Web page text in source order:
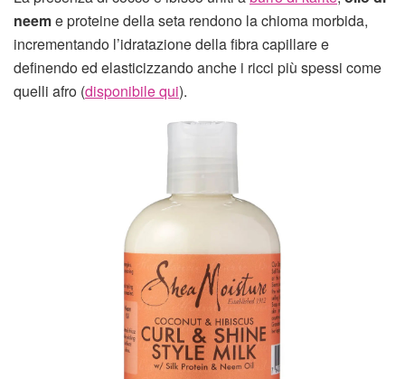
neeme proteine della seta rendono la chioma morbida,
incrementando l’idratazione della fibra capillare e
definendo ed elasticizzando anche i ricci più spessi come
quelli afro (disponibile qui).